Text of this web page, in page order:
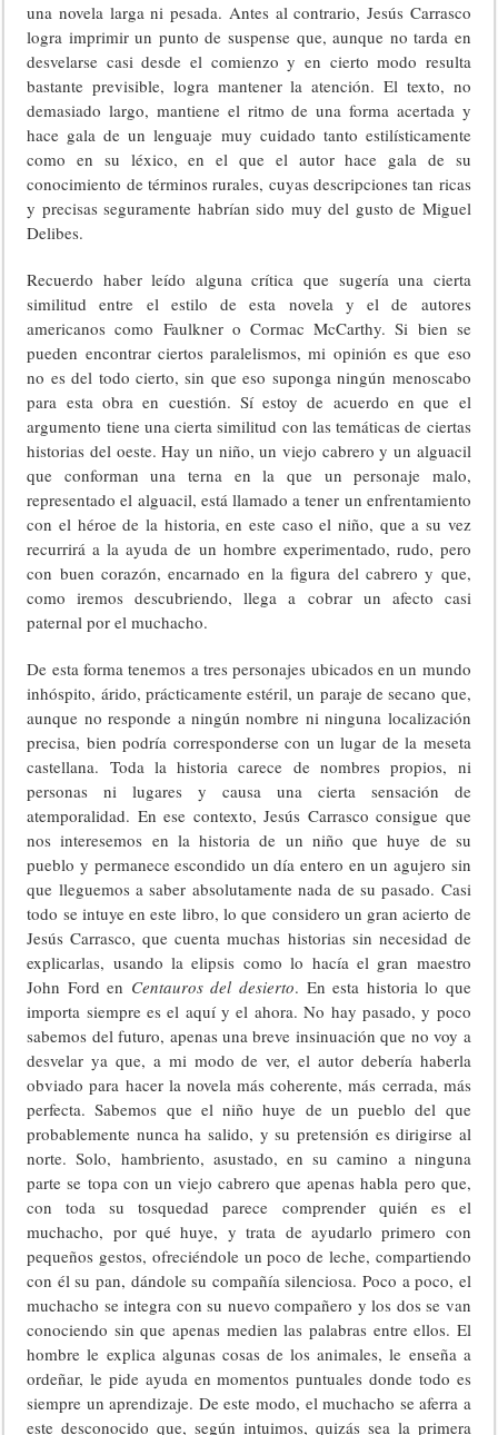
una novela larga ni pesada. Antes al contrario, Jesús Carrasco
logra imprimir un punto de suspense que, aunque no tarda en
desvelarse casi desde el comienzo y en cierto modo resulta
bastante previsible, logra mantener la atención. El texto, no
demasiado largo, mantiene el ritmo de una forma acertada y
hace gala de un lenguaje muy cuidado tanto estilísticamente
como en su léxico, en el que el autor hace gala de su
conocimiento de términos rurales, cuyas descripciones tan ricas
y precisas seguramente habrían sido muy del gusto de Miguel
Delibes.
Recuerdo haber leído alguna crítica que sugería una cierta
similitud entre el estilo de esta novela y el de autores
americanos como Faulkner o Cormac McCarthy. Si bien se
pueden encontrar ciertos paralelismos, mi opinión es que eso
no es del todo cierto, sin que eso suponga ningún menoscabo
para esta obra en cuestión. Sí estoy de acuerdo en que el
argumento tiene una cierta similitud con las temáticas de ciertas
historias del oeste. Hay un niño, un viejo cabrero y un alguacil
que conforman una terna en la que un personaje malo,
representado el alguacil, está llamado a tener un enfrentamiento
con el héroe de la historia, en este caso el niño, que a su vez
recurrirá a la ayuda de un hombre experimentado, rudo, pero
con buen corazón, encarnado en la figura del cabrero y que,
como iremos descubriendo, llega a cobrar un afecto casi
paternal por el muchacho.
De esta forma tenemos a tres personajes ubicados en un mundo
inhóspito, árido, prácticamente estéril, un paraje de secano que,
aunque no responde a ningún nombre ni ninguna localización
precisa, bien podría corresponderse con un lugar de la meseta
castellana. Toda la historia carece de nombres propios, ni
personas ni lugares y causa una cierta sensación de
atemporalidad. En ese contexto, Jesús Carrasco consigue que
nos interesemos en la historia de un niño que huye de su
pueblo y permanece escondido un día entero en un agujero sin
que lleguemos a saber absolutamente nada de su pasado. Casi
todo se intuye en este libro, lo que considero un gran acierto de
Jesús Carrasco, que cuenta muchas historias sin necesidad de
explicarlas, usando la elipsis como lo hacía el gran maestro
John Ford en Centauros del desierto. En esta historia lo que
importa siempre es el aquí y el ahora. No hay pasado, y poco
sabemos del futuro, apenas una breve insinuación que no voy a
desvelar ya que, a mi modo de ver, el autor debería haberla
obviado para hacer la novela más coherente, más cerrada, más
perfecta. Sabemos que el niño huye de un pueblo del que
probablemente nunca ha salido, y su pretensión es dirigirse al
norte. Solo, hambriento, asustado, en su camino a ninguna
parte se topa con un viejo cabrero que apenas habla pero que,
con toda su tosquedad parece comprender quién es el
muchacho, por qué huye, y trata de ayudarlo primero con
pequeños gestos, ofreciéndole un poco de leche, compartiendo
con él su pan, dándole su compañía silenciosa. Poco a poco, el
muchacho se integra con su nuevo compañero y los dos se van
conociendo sin que apenas medien las palabras entre ellos. El
hombre le explica algunas cosas de los animales, le enseña a
ordeñar, le pide ayuda en momentos puntuales donde todo es
siempre un aprendizaje. De este modo, el muchacho se aferra a
este desconocido que, según intuimos, quizás sea la primera